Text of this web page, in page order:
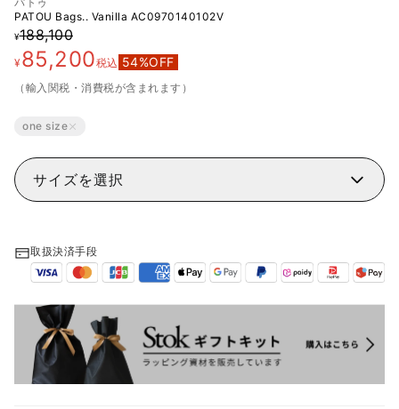
PATOU Bags.. Vanilla AC0970140102V
¥188,100
¥85,200税込 54%OFF
（輸入関税・消費税が含まれます）
one size
サイズを選択
取扱決済手段